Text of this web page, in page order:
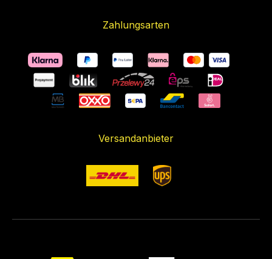
Zahlungsarten
Versandanbieter